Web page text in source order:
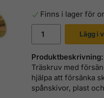
Finns i lager för
Lägg i
Produktbeskrivning:
Träskruv med
hjälpa att försänka
spånskivor, plast